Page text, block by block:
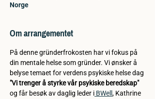
Norge
Om arrangementet
På denne gründerfrokosten har vi fokus på
din mentale helse som gründer. Vi ønsker å
belyse temaet for verdens psykiske helse dag
"Vi trenger å styrke vår psykiske beredskap"
og får besøk av daglig leder i BWell , Kathrine